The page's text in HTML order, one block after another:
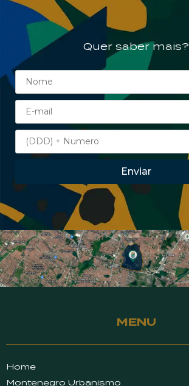
Quer saber mais?
Enviar
MENU
Home
Montenegro Urbanismo